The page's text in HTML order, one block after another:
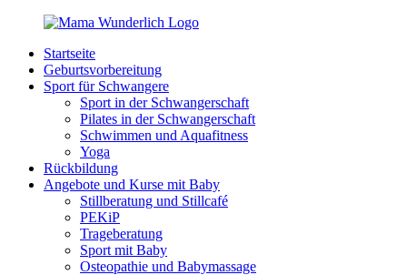
Zurück
Inhalt
MamaWunderlich.de
Mutti
sein
wunderbar!
Startseite
Geburtsvorbereitung
Sport für Schwangere
Sport in der Schwangerschaft
Pilates in der Schwangerschaft
Schwimmen und Aquafitness
Yoga
Rückbildung
Angebote und Kurse mit Baby
Stillberatung und Stillcafé
PEKiP
Trageberatung
Sport mit Baby
Osteopathie und Babymassage